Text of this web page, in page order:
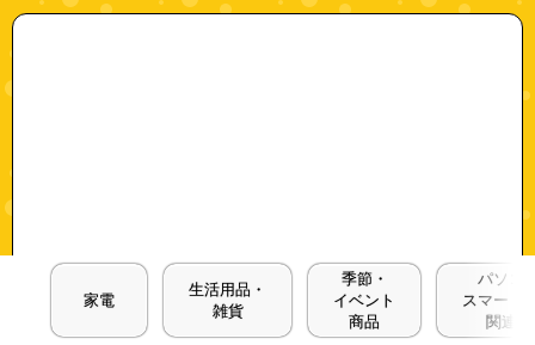
"a0593"
家電
生活用品・
雑貨
季節・
イベント
商品
パソコ
スマート
関連